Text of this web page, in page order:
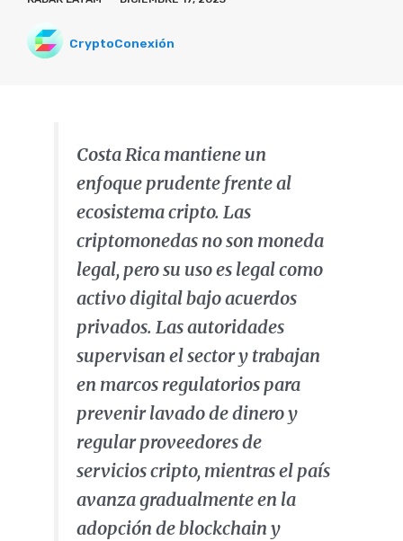
CryptoConexión
Costa Rica mantiene un
enfoque prudente frente al
ecosistema cripto. Las
criptomonedas no son moneda
legal, pero su uso es legal como
activo digital bajo acuerdos
privados. Las autoridades
supervisan el sector y trabajan
en marcos regulatorios para
prevenir lavado de dinero y
regular proveedores de
servicios cripto, mientras el país
avanza gradualmente en la
adopción de blockchain y